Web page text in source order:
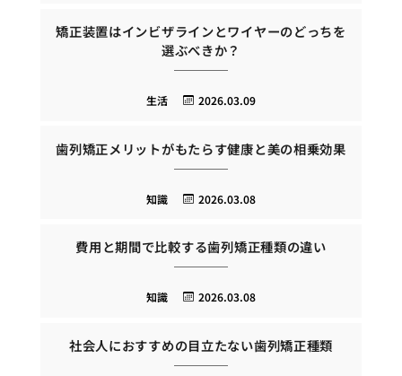
矯正装置はインビザラインとワイヤーのどっちを
選ぶべきか？
2026.03.09
生活
歯列矯正メリットがもたらす健康と美の相乗効果
2026.03.08
知識
費用と期間で比較する歯列矯正種類の違い
2026.03.08
知識
社会人におすすめの目立たない歯列矯正種類